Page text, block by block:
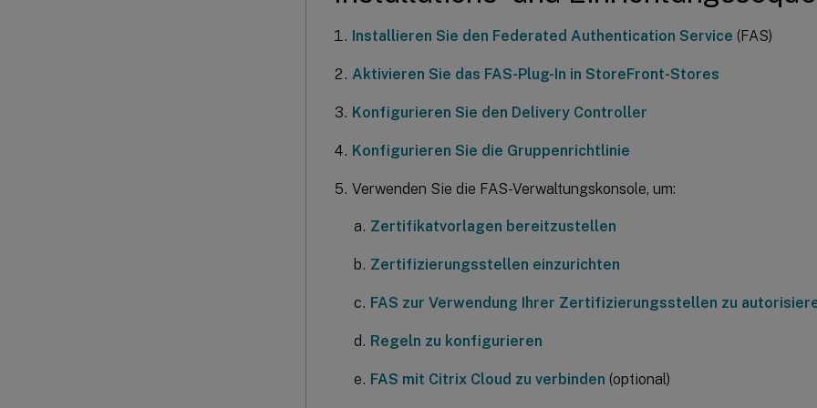
Installieren Sie den Federated Authentication Service (FAS)
Aktivieren Sie das FAS-Plug-In in StoreFront-Stores
Konfigurieren Sie den Delivery Controller
Konfigurieren Sie die Gruppenrichtlinie
Verwenden Sie die FAS-Verwaltungskonsole, um:
Zertifikatvorlagen bereitzustellen
Zertifizierungsstellen einzurichten
FAS zur Verwendung Ihrer Zertifizierungsstellen zu
Regeln zu konfigurieren
FAS mit Citrix Cloud zu verbinden (optional)